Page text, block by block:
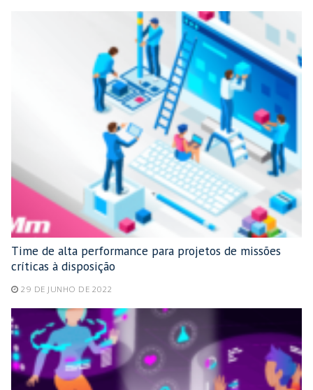
Time de alta performance para projetos de missões
críticas à disposição
29 DE JUNHO DE 2022